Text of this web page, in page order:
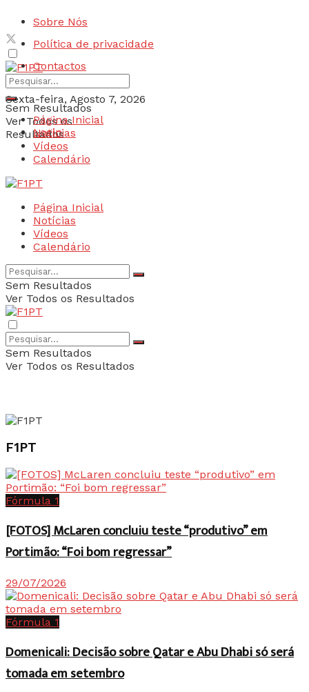
Sobre Nós
Política de privacidade
Contactos
Sexta-feira, Agosto 7, 2026
Login
Sem Resultados
Ver Todos os
Resultados
Página Inicial
Notícias
Vídeos
Calendário
Página Inicial
Notícias
Vídeos
Calendário
Sem Resultados
Ver Todos os Resultados
Sem Resultados
Ver Todos os Resultados
F1PT
Fórmula 1
[FOTOS] McLaren concluiu teste “produtivo” em
Portimão: “Foi bom regressar”
29/07/2026
Fórmula 1
Domenicali: Decisão sobre Qatar e Abu Dhabi só será
tomada em setembro